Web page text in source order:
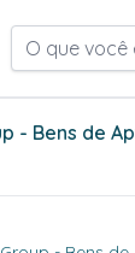
O que
- Bens de